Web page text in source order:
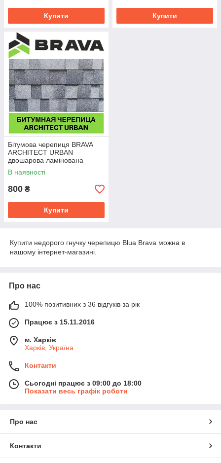
Купити Купити
Бітумова черепиця BRAVA
ARCHITECT URBAN
двошарова ламінована
В наявності
800 ₴
Купити
Купити недорого гнучку черепицю Blua Brava можна в
нашому інтернет-магазині.
Про нас
100% позитивних з 36 відгуків за рік
Працює з 15.11.2016
м. Харків
Харків, Україна
Контакти
Сьогодні працює з 09:00 до 18:00
Показати весь графік роботи
Про нас
Контакти